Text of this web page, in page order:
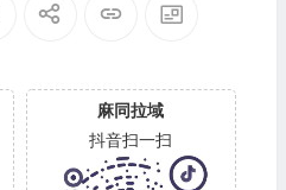
麻同拉域
抖音扫一扫